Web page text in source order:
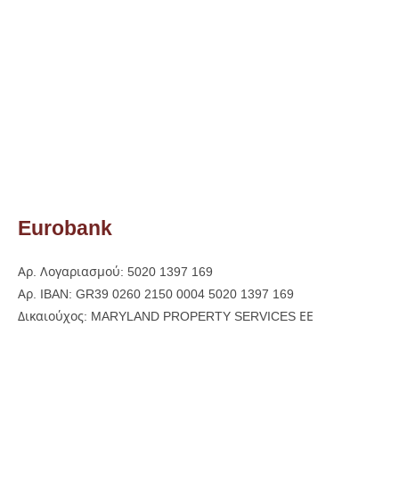
Eurobank
Αρ. Λογαριασμού: 5020 1397 169
Αρ. IBAN: GR39 0260 2150 0004 5020 1397 169
Δικαιούχος: MARYLAND PROPERTY SERVICES ΕΕ